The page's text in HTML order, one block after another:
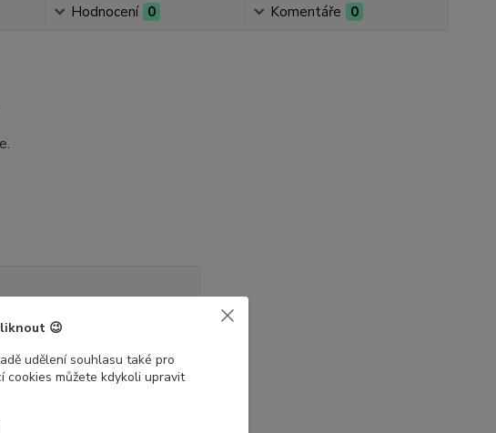
Hodnocení 0 Komentáře 0
😉
udělení souhlasu také pro
cookies můžete kdykoli upravit